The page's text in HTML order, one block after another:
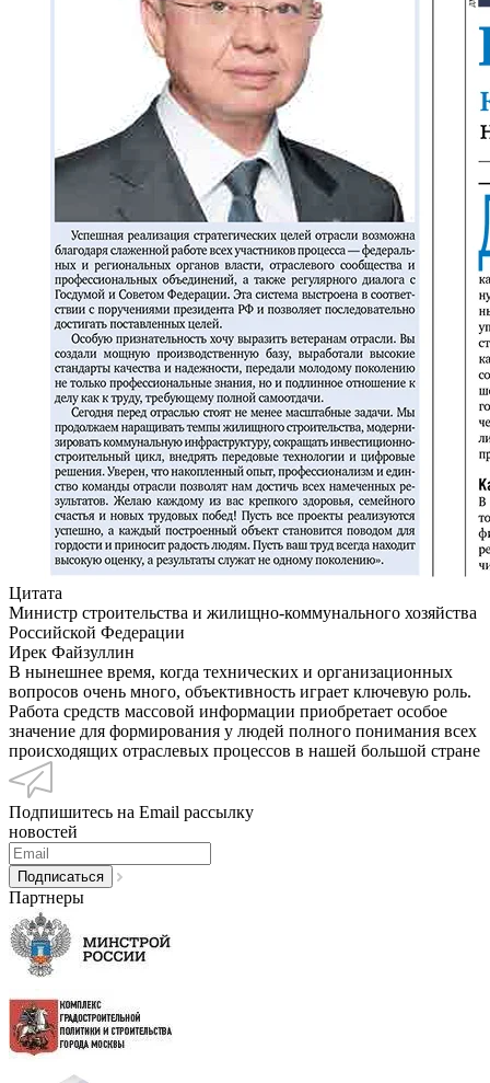
Цитата
Министр строительства и жилищно-коммунального хозяйства
Российской Федерации
Ирек Файзуллин
В нынешнее время, когда технических и организационных
вопросов очень много, объективность играет ключевую роль.
Работа средств массовой информации приобретает особое
значение для формирования у людей полного понимания всех
происходящих отраслевых процессов в нашей большой стране
Подпишитесь на Email рассылку
новостей
Партнеры